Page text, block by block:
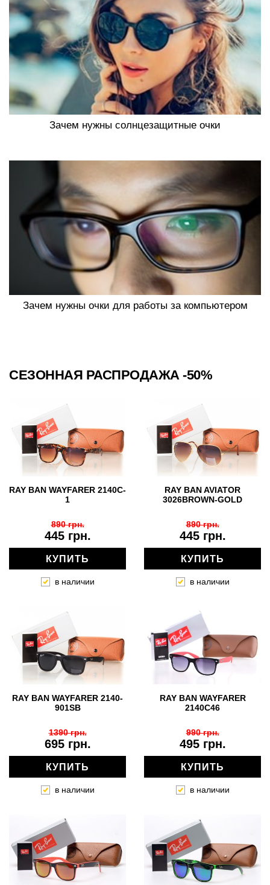
Зачем нужны солнцезащитные очки
Зачем нужны очки для работы за компьютером
СЕЗОННАЯ РАСПРОДАЖА -50%
RAY BAN WAYFARER 2140C-
1
445 грн.
890 грн.
КУПИТЬ
в наличии
RAY BAN AVIATOR
3026BROWN-GOLD
445 грн.
890 грн.
КУПИТЬ
в наличии
RAY BAN WAYFARER 2140-
901SB
695 грн.
1390 грн.
КУПИТЬ
в наличии
RAY BAN WAYFARER
2140C46
495 грн.
990 грн.
КУПИТЬ
в наличии